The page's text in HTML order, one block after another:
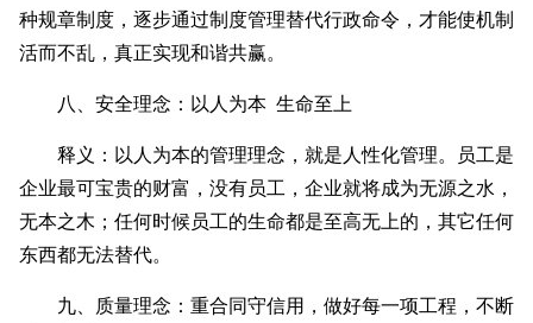
种规章制度，逐步通过制度管理替代行政命令，才能使机制
活而不乱，真正实现和谐共赢。
八、安全理念：以人为本 生命至上
释义：以人为本的管理理念，就是人性化管理。员工是
企业最可宝贵的财富，没有员工，企业就将成为无源之水，
无本之木；任何时候员工的生命都是至高无上的，其它任何
东西都无法替代。
九、质量理念：重合同守信用，做好每一项工程，不断